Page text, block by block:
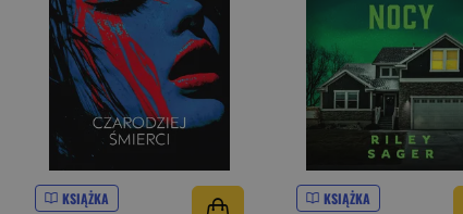
KSIĄŻKA KSIĄŻKA